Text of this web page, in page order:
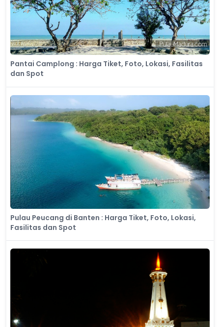
Pantai Camplong : Harga Tiket, Foto, Lokasi, Fasilitas
dan Spot
Pulau Peucang di Banten : Harga Tiket, Foto, Lokasi,
Fasilitas dan Spot